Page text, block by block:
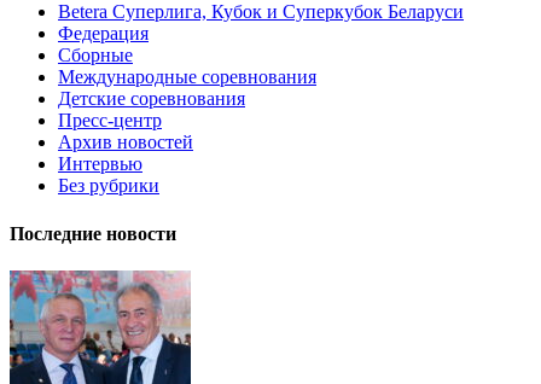
Betera Суперлига, Кубок и Суперкубок Беларуси
Федерация
Сборные
Международные соревнования
Детские соревнования
Пресс-центр
Архив новостей
Интервью
Без рубрики
Последние новости